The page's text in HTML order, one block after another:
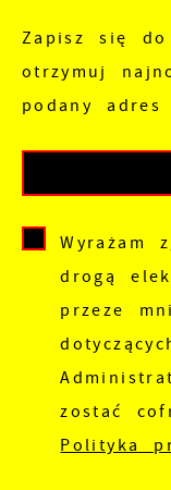
Zapisz się
otrzymuj
podany adres
Wyrażam
drogą
przeze
zostać
Polityka